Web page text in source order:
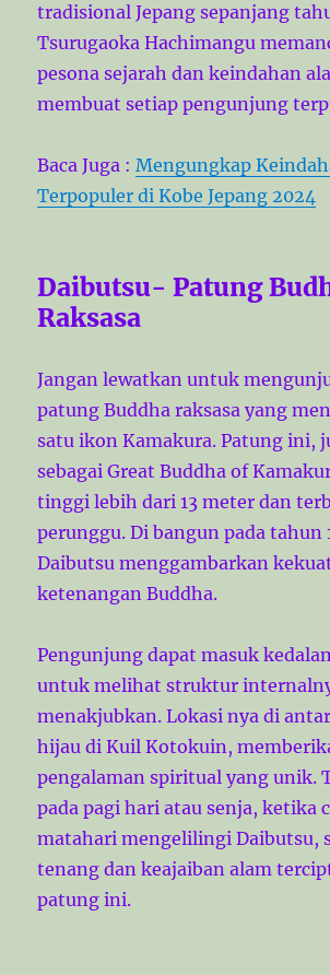
tradisional Jepang sepanjang
Tsurugaoka Hachimangu
pesona sejarah dan keindahan
membuat setiap pengunjung
Baca Juga :Mengungkap
Terpopuler di Kobe Jepang 2024
Daibutsu- Patung
Raksasa
Jangan lewatkan untuk
patung Buddha raksasa yang
satu ikon Kamakura. Patung ini,
sebagai Great Buddha of
tinggi lebih dari 13 meter dan
perunggu. Di bangun pada tahun
Daibutsu menggambarkan
ketenangan Buddha.
Pengunjung dapat masuk
untuk melihat struktur
menakjubkan. Lokasi nya di
hijau di Kuil Kotokuin,
pengalaman spiritual yang unik.
pada pagi hari atau senja, ketika
matahari mengelilingi Daibutsu,
tenang dan keajaiban alam
patung ini.